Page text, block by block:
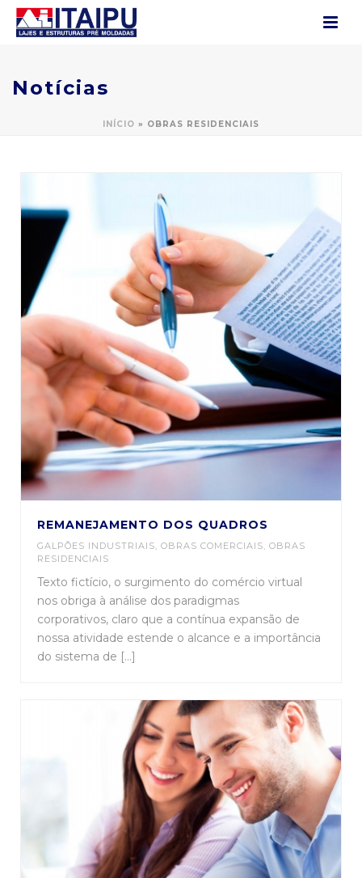
Notícias
INÍCIO » OBRAS RESIDENCIAIS
REMANEJAMENTO DOS QUADROS
GALPÕES INDUSTRIAIS, OBRAS COMERCIAIS, OBRAS
RESIDENCIAIS
Texto fictício, o surgimento do comércio virtual
nos obriga à análise dos paradigmas
corporativos, claro que a contínua expansão de
nossa atividade estende o alcance e a importância
do sistema de [...]